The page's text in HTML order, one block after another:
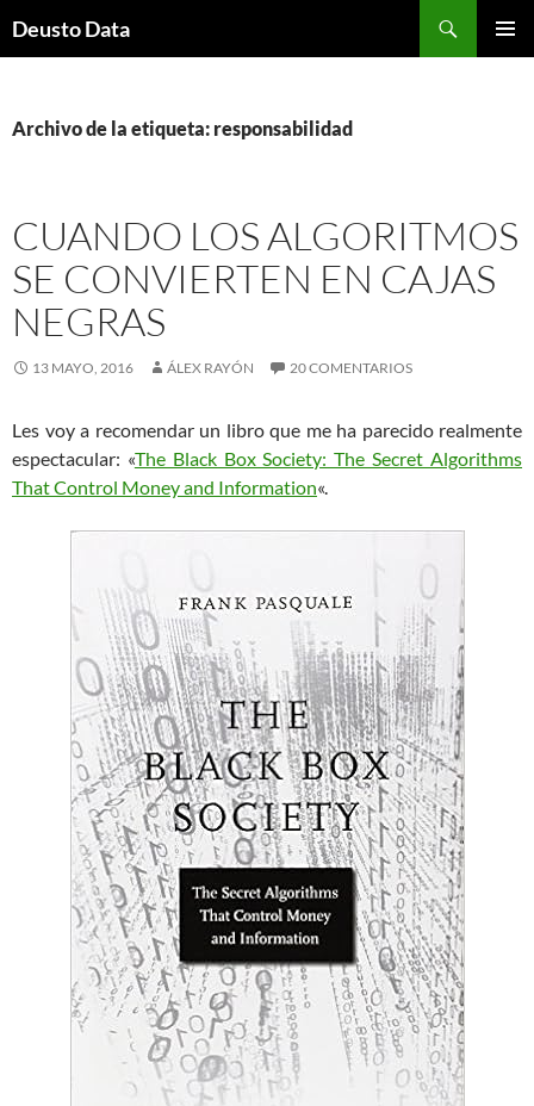
Deusto Data
Archivo de la etiqueta: responsabilidad
CUANDO LOS ALGORITMOS
SE CONVIERTEN EN CAJAS
NEGRAS
13 MAYO, 2016 ÁLEX RAYÓN 20 COMENTARIOS
Les voy a recomendar un libro que me ha parecido realmente
espectacular: «The Black Box Society: The Secret Algorithms
That Control Money and Information«.